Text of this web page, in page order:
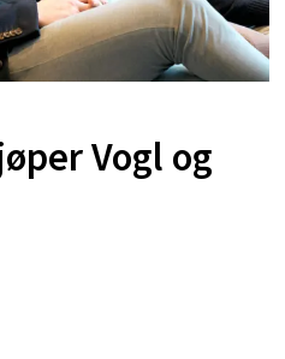
Vogl og